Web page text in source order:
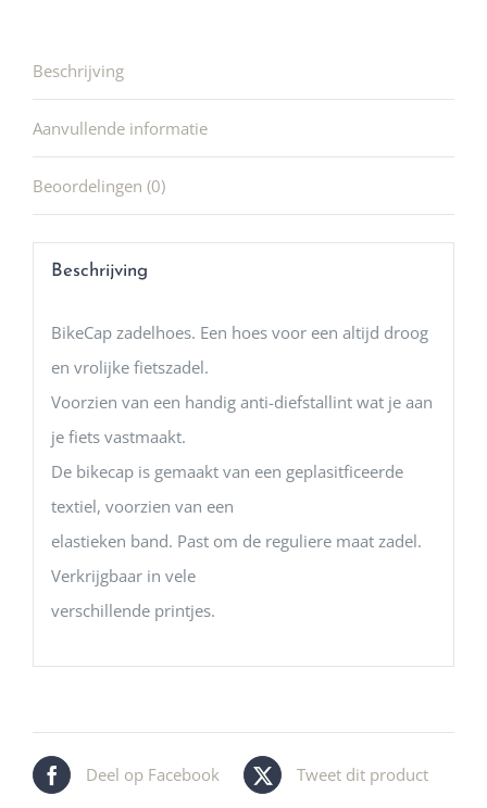
Beschrijving
Aanvullende informatie
Beoordelingen (0)
Beschrijving
BikeCap zadelhoes. Een hoes voor een altijd droog
en vrolijke fietszadel.
Voorzien van een handig anti-diefstallint wat je aan
je fiets vastmaakt.
De bikecap is gemaakt van een geplasitficeerde
textiel, voorzien van een
elastieken band. Past om de reguliere maat zadel.
Verkrijgbaar in vele
verschillende printjes.
Deel op Facebook Tweet dit product